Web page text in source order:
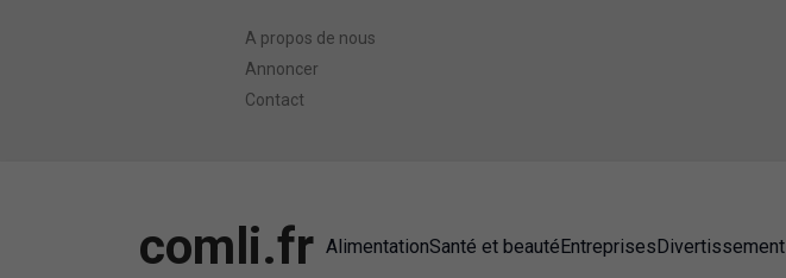
A propos de nous
Annoncer
Contact
comli.fr AlimentationSanté et beautéEntreprisesDivertissement